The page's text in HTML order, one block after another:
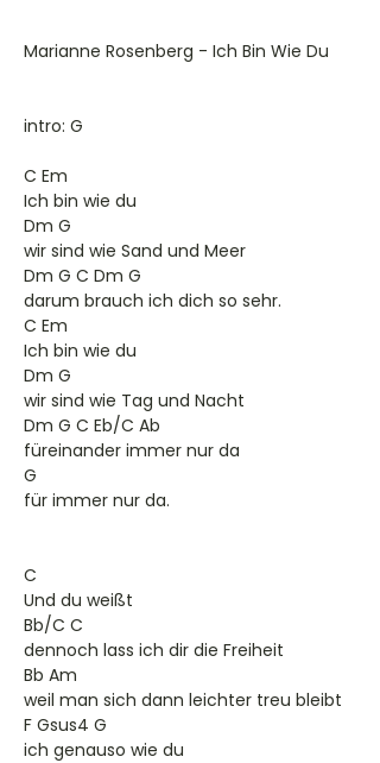
Marianne Rosenberg - Ich Bin Wie Du
intro: G
C Em
Ich bin wie du
Dm G
wir sind wie Sand und Meer
Dm G C Dm G
darum brauch ich dich so sehr.
C Em
Ich bin wie du
Dm G
wir sind wie Tag und Nacht
Dm G C Eb/C Ab
füreinander immer nur da
G
für immer nur da.
C
Und du weißt
Bb/C C
dennoch lass ich dir die Freiheit
Bb Am
weil man sich dann leichter treu bleibt
F Gsus4 G
ich genauso wie du